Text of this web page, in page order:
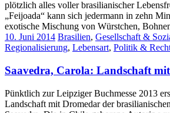
plötzlich alles voller brasilianischer
„Feijoada“ kann sich jedermann in zehn
exotische Mischung von Würstchen,
10. Juni 2014 Brasilien, Gesellschaft &
Regionalisierung, Lebensart, Politik &
Saavedra, Carola: Landschaft
Pünktlich zur Leipziger Buchmesse 2013
Landschaft mit Dromedar der